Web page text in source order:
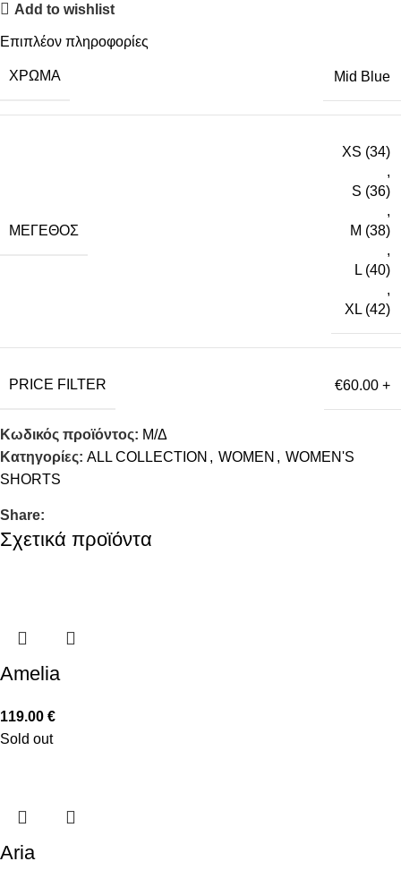
Add to wishlist
Επιπλέον πληροφορίες
ΧΡΏΜΑ Mid Blue
ΜΈΓΕΘΟΣ
XS (34)
,
S (36)
,
M (38)
,
L (40)
,
XL (42)
PRICE FILTER €60.00 +
Κωδικός προϊόντος: Μ/Δ
Κατηγορίες: ALL COLLECTION , WOMEN , WOMEN'S
SHORTS
Share:
Σχετικά προϊόντα
Amelia
119.00 €
Sold out
Aria